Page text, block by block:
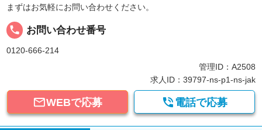
まずはお気軽にお問い合わせください。
local_phone お問い合わせ番号
0120-666-214
管理ID：A2508
求人ID：39797-ns-p1-ns-jak
WEBで応募  電話で応募